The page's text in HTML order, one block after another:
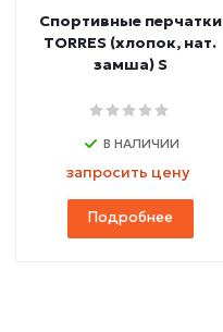
Спортивные перчатки
TORRES (хлопок, нат.
замша) S
В НАЛИЧИИ
запросить цену
Подробнее